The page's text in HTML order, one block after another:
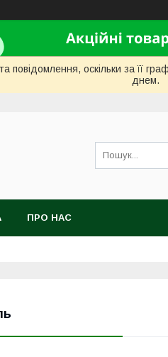
оскільки за її
днем.
ПРО НАС